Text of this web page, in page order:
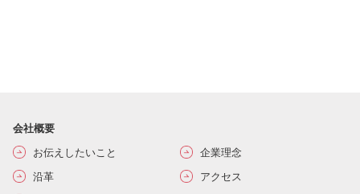
会社概要
お伝えしたいこと
企業理念
沿革
アクセス